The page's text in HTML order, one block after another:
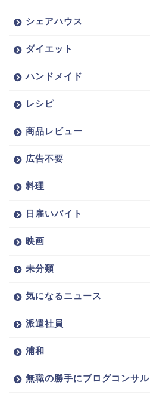
シェアハウス
ダイエット
ハンドメイド
レシピ
商品レビュー
広告不要
料理
日雇いバイト
映画
未分類
気になるニュース
派遣社員
浦和
無職の勝手にブログコンサル